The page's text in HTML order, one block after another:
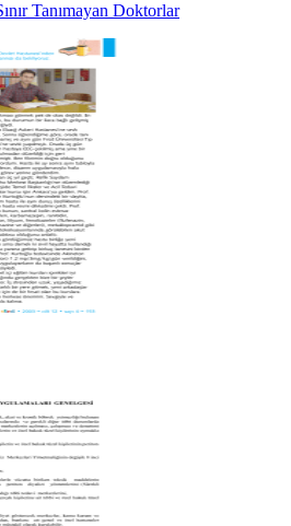
Tanımayan Doktorlar